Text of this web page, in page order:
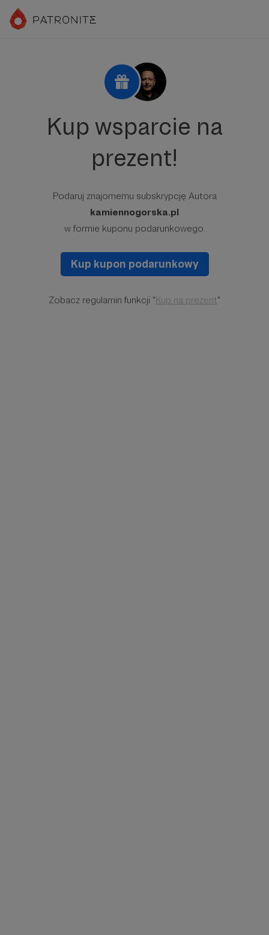
Kup wsparcie na
prezent!
Podaruj znajomemu subskrypcję Autora
kamiennogorska.pl
w formie kuponu podarunkowego.
Kup kupon podarunkowy
Zobacz regulamin funkcji "Kup na prezent"